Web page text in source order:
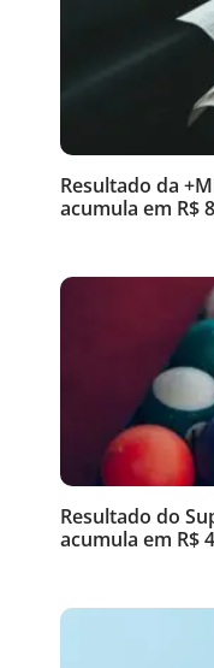
Resultado da
acumula em R$
Resultado do
acumula em R$